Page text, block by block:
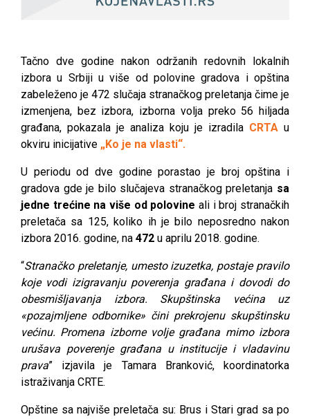
Tačno dve godine nakon održanih redovnih lokalnih
izbora u Srbiji u više od polovine gradova i opština
zabeleženo je 472 slučaja stranačkog preletanja čime je
izmenjena, bez izbora, izborna volja preko 56 hiljada
građana, pokazala je analiza koju je izradila CRTA u
okviru inicijative „Ko je na vlasti“.
U periodu od dve godine porastao je broj opština i
gradova gde je bilo slučajeva stranačkog preletanja sa
jedne trećine na više od polovine ali i broj stranačkih
preletača sa 125, koliko ih je bilo neposredno nakon
izbora 2016. godine, na 472 u aprilu 2018. godine.
“Stranačko preletanje, umesto izuzetka, postaje pravilo
koje vodi izigravanju poverenja građana i dovodi do
obesmišljavanja izbora. Skupštinska većina uz
«pozajmljene odbornike» čini prekrojenu skupštinsku
većinu. Promena izborne volje građana mimo izbora
urušava poverenje građana u institucije i vladavinu
prava” izjavila je Tamara Branković, koordinatorka
istraživanja CRTE.
Opštine sa najviše preletača su: Brus i Stari grad sa po